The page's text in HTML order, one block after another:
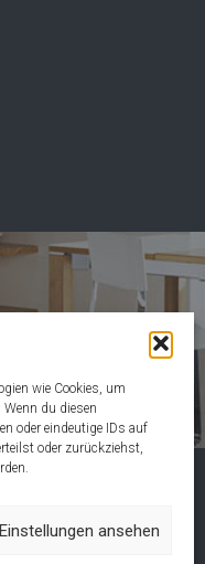
wie Cookies, um
du diesen
oder eindeutige IDs auf
oder zurückziehst,
Einstellungen ansehen